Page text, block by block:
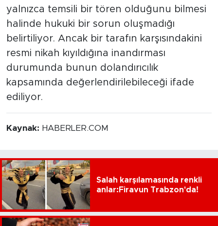
yalnızca temsili bir tören olduğunu bilmesi
halinde hukuki bir sorun oluşmadığı
belirtiliyor. Ancak bir tarafın karşısındakini
resmi nikah kıyıldığına inandırması
durumunda bunun dolandırıcılık
kapsamında değerlendirilebileceği ifade
ediliyor.
Kaynak: HABERLER.COM
Salah karşılamasında renkli
anlar:Firavun Trabzon'da!